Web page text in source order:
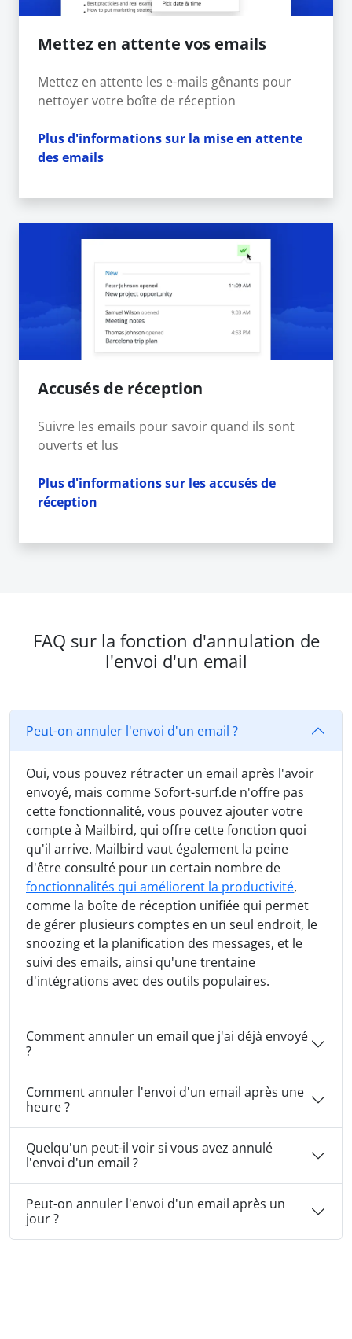
Mettez en attente vos emails
Mettez en attente les e-mails gênants pour
nettoyer votre boîte de réception
Plus d'informations sur la mise en attente
des emails
Accusés de réception
Suivre les emails pour savoir quand ils sont
ouverts et lus
Plus d'informations sur les accusés de
réception
FAQ sur la fonction d'annulation de
l'envoi d'un email
Peut-on annuler l'envoi d'un email ?
Oui, vous pouvez rétracter un email après l'avoir
envoyé, mais comme Sofort-surf.de n'offre pas
cette fonctionnalité, vous pouvez ajouter votre
compte à Mailbird, qui offre cette fonction quoi
qu'il arrive. Mailbird vaut également la peine
d'être consulté pour un certain nombre de
fonctionnalités qui améliorent la productivité,
comme la boîte de réception unifiée qui permet
de gérer plusieurs comptes en un seul endroit, le
snoozing et la planification des messages, et le
suivi des emails, ainsi qu'une trentaine
d'intégrations avec des outils populaires.
Comment annuler un email que j'ai déjà envoyé
?
Comment annuler l'envoi d'un email après une
heure ?
Quelqu'un peut-il voir si vous avez annulé
l'envoi d'un email ?
Peut-on annuler l'envoi d'un email après un
jour ?